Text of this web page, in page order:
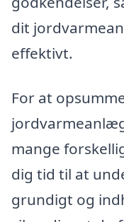
dit
effektivt.
For at
mange
dig tid til at
grundigt og